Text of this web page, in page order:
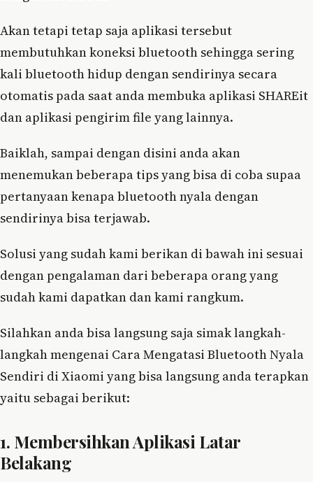
Akan tetapi tetap saja aplikasi tersebut
membutuhkan koneksi bluetooth sehingga sering
kali bluetooth hidup dengan sendirinya secara
otomatis pada saat anda membuka aplikasi SHAREit
dan aplikasi pengirim file yang lainnya.
Baiklah, sampai dengan disini anda akan
menemukan beberapa tips yang bisa di coba supaa
pertanyaan kenapa bluetooth nyala dengan
sendirinya bisa terjawab.
Solusi yang sudah kami berikan di bawah ini sesuai
dengan pengalaman dari beberapa orang yang
sudah kami dapatkan dan kami rangkum.
Silahkan anda bisa langsung saja simak langkah-
langkah mengenai Cara Mengatasi Bluetooth Nyala
Sendiri di Xiaomi yang bisa langsung anda terapkan
yaitu sebagai berikut:
1. Membersihkan Aplikasi Latar
Belakang